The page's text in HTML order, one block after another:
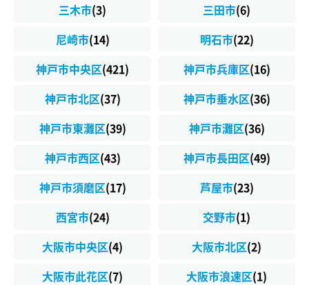
三木市(3) 三田市(6)
尼崎市(14) 明石市(22)
神戸市中央区(421) 神戸市兵庫区(16)
神戸市北区(37) 神戸市垂水区(36)
神戸市東灘区(39) 神戸市灘区(36)
神戸市西区(43) 神戸市長田区(49)
神戸市須磨区(17) 芦屋市(23)
西宮市(24) 交野市(1)
大阪市中央区(4) 大阪市北区(2)
大阪市此花区(7) 大阪市浪速区(1)